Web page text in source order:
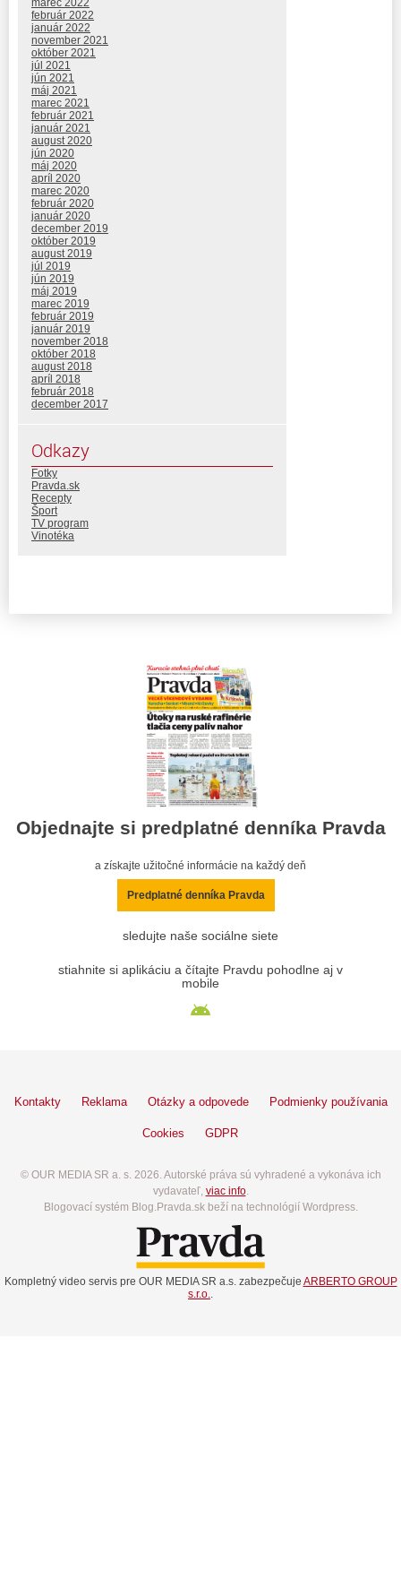
marec 2022
február 2022
január 2022
november 2021
október 2021
júl 2021
jún 2021
máj 2021
marec 2021
február 2021
január 2021
august 2020
jún 2020
máj 2020
apríl 2020
marec 2020
február 2020
január 2020
december 2019
október 2019
august 2019
júl 2019
jún 2019
máj 2019
marec 2019
február 2019
január 2019
november 2018
október 2018
august 2018
apríl 2018
február 2018
december 2017
Odkazy
Fotky
Pravda.sk
Recepty
Šport
TV program
Vinotéka
Objednajte si predplatné denníka Pravda
a získajte užitočné informácie na každý deň
Predplatné denníka Pravda
sledujte naše sociálne siete
stiahnite si aplikáciu a čítajte Pravdu pohodlne aj v
mobile
Kontakty Reklama Otázky a odpovede Podmienky používania
Cookies GDPR
© OUR MEDIA SR a. s. 2026. Autorské práva sú vyhradené a vykonáva ich
vydavateľ, viac info.
Blogovací systém Blog.Pravda.sk beží na technológií Wordpress.
Kompletný video servis pre OUR MEDIA SR a.s. zabezpečuje ARBERTO GROUP
s.r.o.